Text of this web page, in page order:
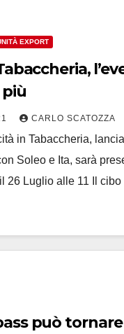
EXPORT
CARLO SCATOZZA
in Tabaccheria,
Soleo e Ita, sarà
il 26 Luglio alle 11 Il
può tornare di